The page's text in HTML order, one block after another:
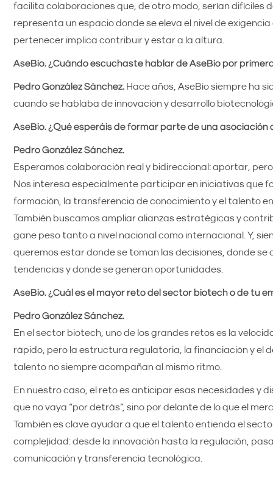
facilita colaboraciones que, de otro modo, serían difíciles
representa un espacio donde se eleva el nivel de
pertenecer implica contribuir y estar a la altura.
AseBio. ¿Cuándo escuchaste hablar de AseBio por
Pedro González Sánchez. Hace años, AseBio siempre ha
cuando se hablaba de innovación y desarrollo
AseBio. ¿Qué esperáis de formar parte de una asociación
Pedro González Sánchez.
Esperamos colaboración real y bidireccional: aportar,
Nos interesa especialmente participar en iniciativas que
formación, la transferencia de conocimiento y el talento
También buscamos ampliar alianzas estratégicas y
gane peso tanto a nivel nacional como internacional. Y,
queremos estar donde se toman las decisiones, donde
tendencias y donde se generan oportunidades.
AseBio. ¿Cuál es el mayor reto del sector biotech o de tu
Pedro González Sánchez.
En el sector biotech, uno de los grandes retos es la
rápido, pero la estructura regulatoria, la financiación y el
talento no siempre acompañan al mismo ritmo.
En nuestro caso, el reto es anticipar esas necesidades y
que no vaya “por detrás”, sino por delante de lo que el
También es clave ayudar a que el talento entienda el
complejidad: desde la innovación hasta la regulación,
comunicación y transferencia tecnológica.